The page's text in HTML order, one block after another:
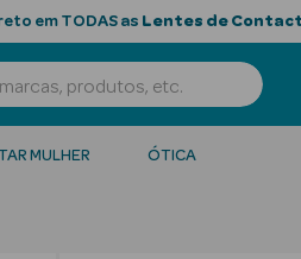
em TODAS as Lentes de
MULHER ÓTICA